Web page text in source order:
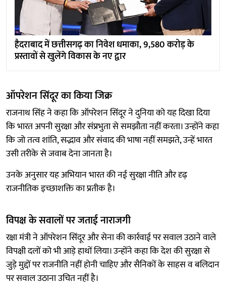
हैदराबाद में छत्तीसगढ़ का निवेश धमाका, 9,580 करोड़ के
प्रस्तावों से खुलेंगे विकास के नए द्वार
ऑपरेशन सिंदूर का किया जिक्र
राजनाथ सिंह ने कहा कि ऑपरेशन सिंदूर ने दुनिया को यह दिखा दिया
कि भारत अपनी सुरक्षा और संप्रभुता से समझौता नहीं करता। उन्होंने कहा
कि जो तत्व शांति, सद्भाव और संवाद की भाषा नहीं समझते, उन्हें भारत
उसी तरीके से जवाब देना जानता है।
उनके अनुसार यह अभियान भारत की नई सुरक्षा नीति और दृढ़
राजनीतिक इच्छाशक्ति का प्रतीक है।
विपक्ष के सवालों पर जताई नाराजगी
रक्षा मंत्री ने ऑपरेशन सिंदूर और सेना की कार्रवाई पर सवाल उठाने वाले
विपक्षी दलों को भी आड़े हाथों लिया। उन्होंने कहा कि देश की सुरक्षा से
जुड़े मुद्दों पर राजनीति नहीं होनी चाहिए और सैनिकों के साहस व बलिदान
पर सवाल उठाना उचित नहीं है।